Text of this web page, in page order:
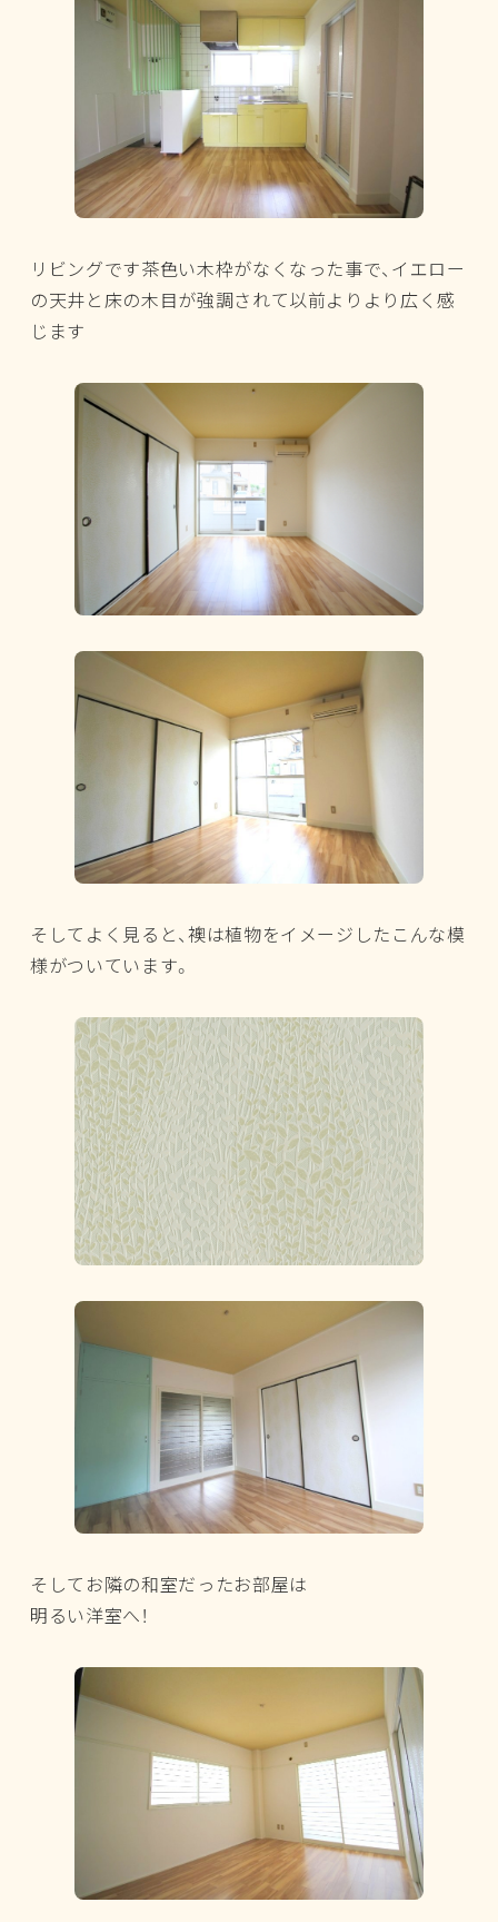
リビングです茶色い木枠がなくなった事で、イエロー
の天井と床の木目が強調されて以前よりより広く感
じます
そしてよく見ると、襖は植物をイメージしたこんな模
様がついています。
そしてお隣の和室だったお部屋は
明るい洋室へ！